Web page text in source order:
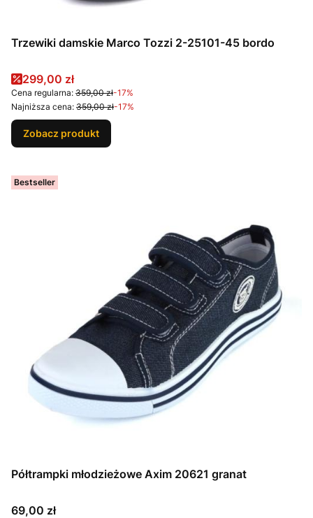
Trzewiki damskie Marco Tozzi 2-25101-45 bordo
Cena promocyjna
299,00 zł
Cena regularna: 359,00 zł-17%
Najniższa cena: 359,00 zł-17%
Zobacz produkt
Bestseller
Półtrampki młodzieżowe Axim 20621 granat
Cena
69,00 zł